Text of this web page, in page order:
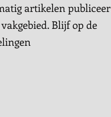
artikelen publiceer
Blijf op de